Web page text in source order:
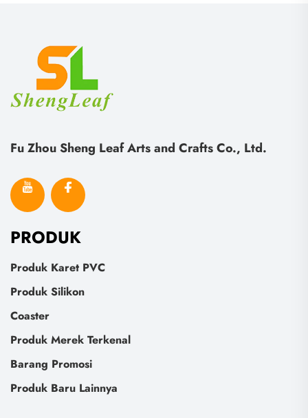
Fu Zhou Sheng Leaf Arts and Crafts Co., Ltd.
PRODUK
Produk Karet PVC
Produk Silikon
Coaster
Produk Merek Terkenal
Barang Promosi
Produk Baru Lainnya